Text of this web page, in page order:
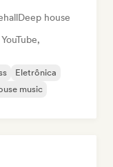
Deep house
Eletrônica
music